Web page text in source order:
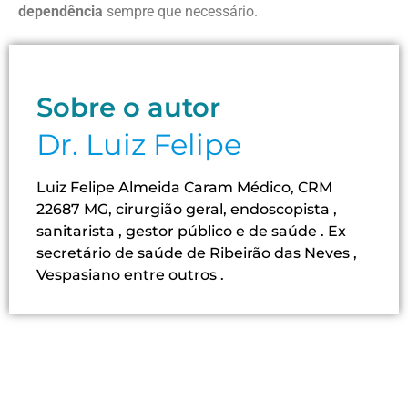
dependência sempre que necessário.
Sobre o autor
Dr. Luiz Felipe
Luiz Felipe Almeida Caram Médico, CRM
22687 MG, cirurgião geral, endoscopista ,
sanitarista , gestor público e de saúde . Ex
secretário de saúde de Ribeirão das Neves ,
Vespasiano entre outros .